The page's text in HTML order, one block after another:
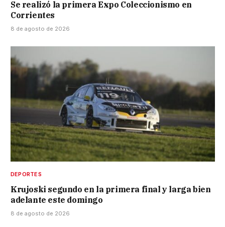
Se realizó la primera Expo Coleccionismo en
Corrientes
8 de agosto de 2026
DEPORTES
Krujoski segundo en la primera final y larga bien
adelante este domingo
8 de agosto de 2026